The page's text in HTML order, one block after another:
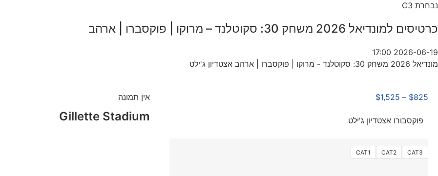
נבחרת C3
כרטיסים למונדיאל 2026 משחק 30: סקוטלנד – מרוקו | פוקסברו | ארהב
2026-06-19 17:00
מונדיאל 2026 משחק 30: סקוטלנד - מרוקו | פוקסברו | ארהב אצטדיון ג'ילט
$825
–
$1,525
פוקסבורו אצטדיון ג'ילט
CAT3
CAT2
CAT1
אין תמונה
Gillette Stadium